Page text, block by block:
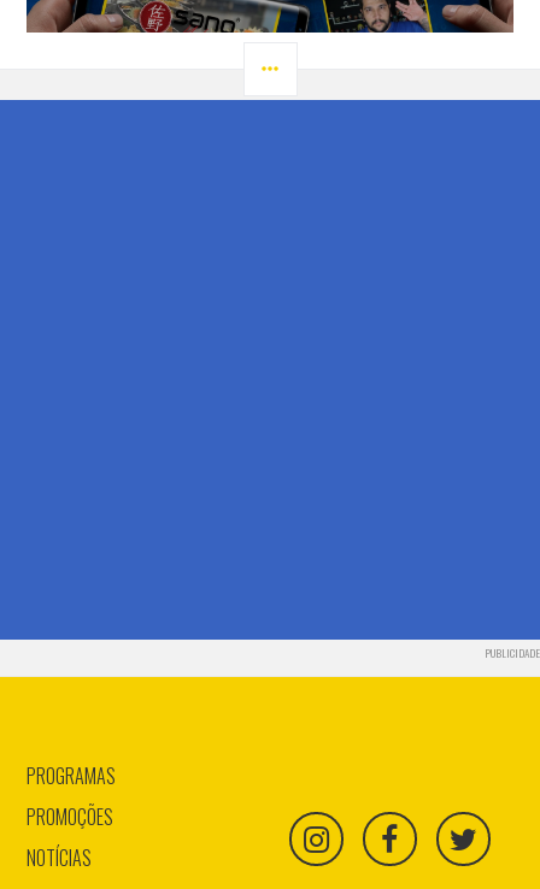
PUBLICIDADE
PROGRAMAS
PROMOÇÕES
NOTÍCIAS